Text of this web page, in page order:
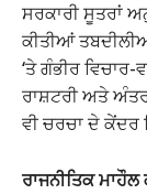
ਸਰਕਾਰੀ ਸੂਤਰਾਂ
ਕੀਤੀਆਂ
‘ਤੇ ਗੰਭੀਰ
ਰਾਸ਼ਟਰੀ ਅਤੇ
ਵੀ ਚਰਚਾ ਦੇ ਕੇਂਦਰ
ਰਾਜਨੀਤਿਕ